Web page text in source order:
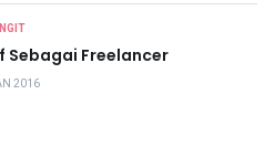
Sebagai Freelancer
2016